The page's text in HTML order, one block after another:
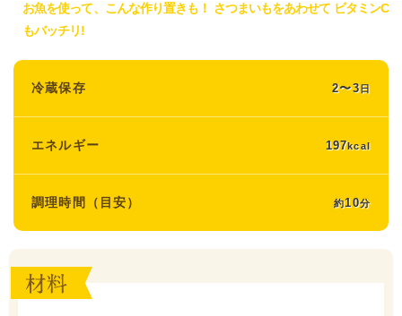
お魚を使って、こんな作り置きも！ さつまいもをあわせて ビタミンC
もバッチリ!
冷蔵保存 2〜3日
エネルギー 197kcal
調理時間（目安） 約10分